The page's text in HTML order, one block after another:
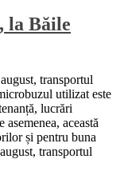
la Băile
transportul
utilizat este
lucrări
această
și pentru buna
transportul